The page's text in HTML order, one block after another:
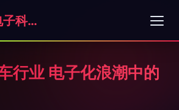
深圳市瑞凡微电子科技有限公司
行业 电子化浪潮中的